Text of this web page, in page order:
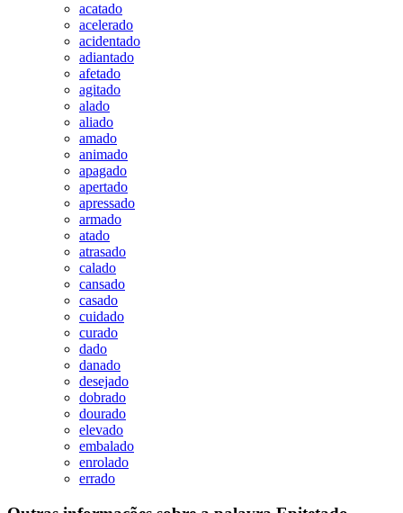
acatado
acelerado
acidentado
adiantado
afetado
agitado
alado
aliado
amado
animado
apagado
apertado
apressado
armado
atado
atrasado
calado
cansado
casado
cuidado
curado
dado
danado
desejado
dobrado
dourado
elevado
embalado
enrolado
errado